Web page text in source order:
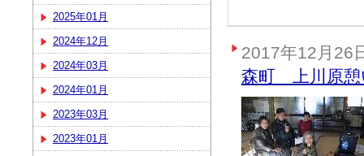
2025年01月
2024年12月
2024年03月
2024年01月
2023年03月
2023年01月
2017年12月26
森町 上川原憩